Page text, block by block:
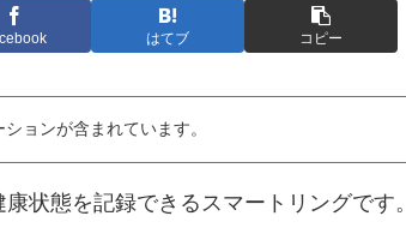
はてブ コピー
ョンが含まれています。
状態を記録できるスマートリングです。